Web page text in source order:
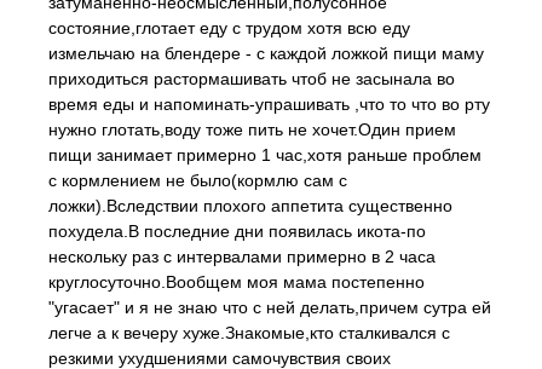
состояние,глотает еду с трудом хотя всю еду
измельчаю на блендере - с каждой ложкой пищи маму
приходиться растормашивать чтоб не засынала во
время еды и напоминать-упрашивать ,что то что во рту
нужно глотать,воду тоже пить не хочет.Один прием
пищи занимает примерно 1 час,хотя раньше проблем
с кормлением не было(кормлю сам с
ложки).Вследствии плохого аппетита существенно
похудела.В последние дни появилась икота-по
нескольку раз с интервалами примерно в 2 часа
круглосуточно.Вообщем моя мама постепенно
"угасает" и я не знаю что с ней делать,причем сутра ей
легче а к вечеру хуже.Знакомые,кто сталкивался с
резкими ухудшениями самочувствия своих